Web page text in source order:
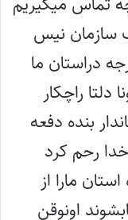
سازمان نیس
بگیم گرما ک بالا ۴۰ درجه دراستان ما
دلتا راچکار
بنده دفعه
رحم کرد
مارا از
اونوقن